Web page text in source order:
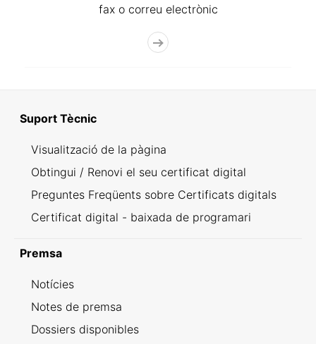
fax o correu electrònic
Suport Tècnic
Visualització de la pàgina
Obtingui / Renovi el seu certificat digital
Preguntes Freqüents sobre Certificats digitals
Certificat digital - baixada de programari
Premsa
Notícies
Notes de premsa
Dossiers disponibles